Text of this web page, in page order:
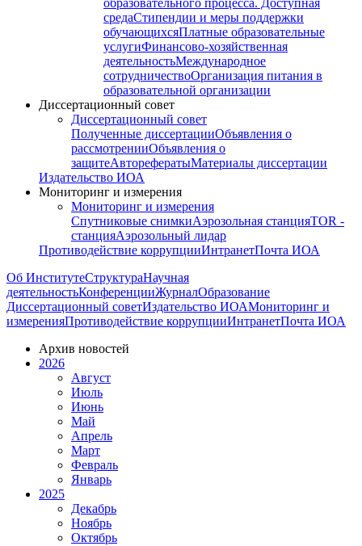
образовательного процесса. Доступная
средаСтипендии и меры поддержки
обучающихсяПлатные образовательные
услугиФинансово-хозяйственная
деятельностьМеждународное
сотрудничествоОрганизация питания в
образовательной организации
Диссертационный совет
Диссертационный совет
Полученные диссертацииОбъявления о
рассмотренииОбъявления о
защитеАвторефератыМатериалы диссертации
Издательство ИОА
Мониторинг и измерения
Мониторинг и измерения
Спутниковые снимкиАэрозольная станцияTOR -
станцияАэрозольный лидар
Противодействие коррупцииИнтранетПочта ИОА
Об ИнститутеСтруктураНаучная
деятельностьКонференцииЖурналОбразование
Диссертационный советИздательство ИОАМониторинг и
измеренияПротиводействие коррупцииИнтранетПочта ИОА
Архив новостей
2026
Август
Июль
Июнь
Май
Апрель
Март
Февраль
Январь
2025
Декабрь
Ноябрь
Октябрь